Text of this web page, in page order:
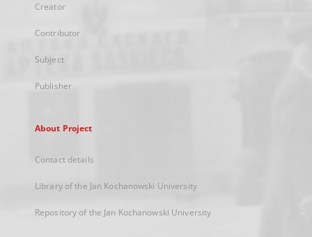
Creator
Contributor
Subject
Publisher
About Project
Contact details
Library of the Jan Kochanowski University
Repository of the Jan Kochanowski University